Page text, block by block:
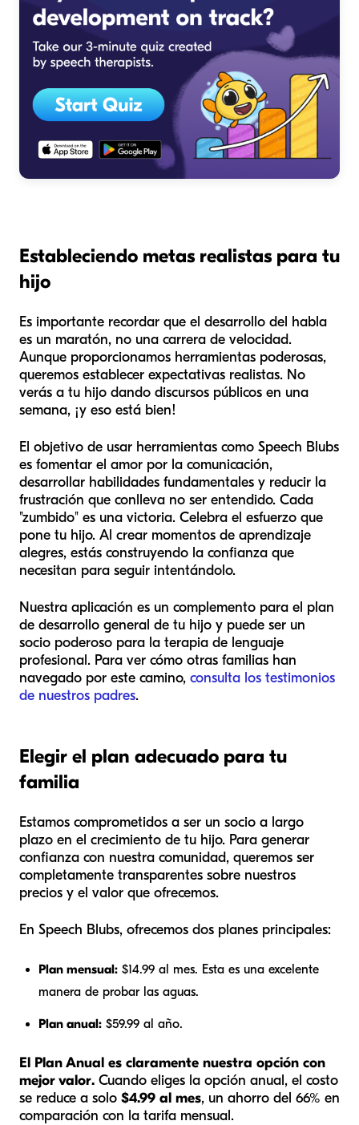
Estableciendo metas realistas para tu
hijo
Es importante recordar que el desarrollo del habla
es un maratón, no una carrera de velocidad.
Aunque proporcionamos herramientas poderosas,
queremos establecer expectativas realistas. No
verás a tu hijo dando discursos públicos en una
semana, ¡y eso está bien!
El objetivo de usar herramientas como Speech Blubs
es fomentar el amor por la comunicación,
desarrollar habilidades fundamentales y reducir la
frustración que conlleva no ser entendido. Cada
"zumbido" es una victoria. Celebra el esfuerzo que
pone tu hijo. Al crear momentos de aprendizaje
alegres, estás construyendo la confianza que
necesitan para seguir intentándolo.
Nuestra aplicación es un complemento para el plan
de desarrollo general de tu hijo y puede ser un
socio poderoso para la terapia de lenguaje
profesional. Para ver cómo otras familias han
navegado por este camino, consulta los testimonios
de nuestros padres.
Elegir el plan adecuado para tu
familia
Estamos comprometidos a ser un socio a largo
plazo en el crecimiento de tu hijo. Para generar
confianza con nuestra comunidad, queremos ser
completamente transparentes sobre nuestros
precios y el valor que ofrecemos.
En Speech Blubs, ofrecemos dos planes principales:
Plan mensual: $14.99 al mes. Esta es una excelente
manera de probar las aguas.
Plan anual: $59.99 al año.
El Plan Anual es claramente nuestra opción con
mejor valor. Cuando eliges la opción anual, el costo
se reduce a solo $4.99 al mes, un ahorro del 66% en
comparación con la tarifa mensual.